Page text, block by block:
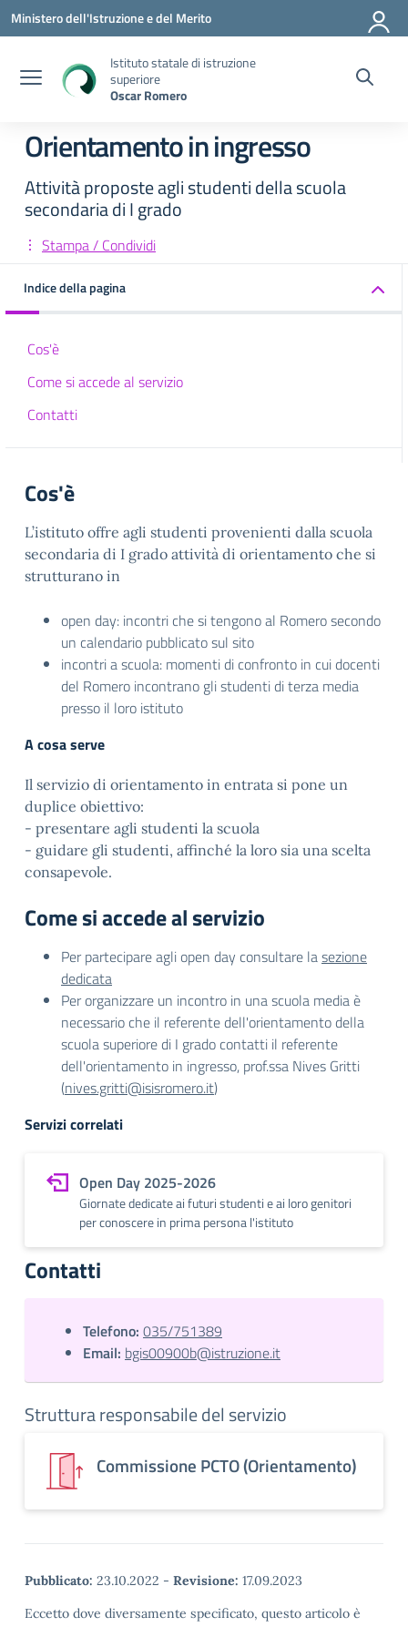
Vai ai contenuti
Vai al menu di navigazione
Vai al footer
Ministero dell'Istruzione e del Merito
Istituto statale di istruzione
superiore
Oscar Romero
Orientamento in ingresso
Attività proposte agli studenti della scuola
secondaria di I grado
Stampa / Condividi
Indice della pagina
Cos'è
Come si accede al servizio
Contatti
Cos'è
L’istituto offre agli studenti provenienti dalla scuola
secondaria di I grado attività di orientamento che si
strutturano in
open day: incontri che si tengono al Romero secondo
un calendario pubblicato sul sito
incontri a scuola: momenti di confronto in cui docenti
del Romero incontrano gli studenti di terza media
presso il loro istituto
A cosa serve
Il servizio di orientamento in entrata si pone un
duplice obiettivo:
- presentare agli studenti la scuola
- guidare gli studenti, affinché la loro sia una scelta
consapevole.
Come si accede al servizio
Per partecipare agli open day consultare lasezione
dedicata
Per organizzare un incontro in una scuola media è
necessario che il referente dell'orientamento della
scuola superiore di I grado contatti il referente
dell'orientamento in ingresso, prof.ssa Nives Gritti
(nives.gritti@isisromero.it)
Servizi correlati
Open Day 2025-2026
Giornate dedicate ai futuri studenti e ai loro genitori
per conoscere in prima persona l'istituto
Contatti
Telefono: 035/751389
Email: bgis00900b@istruzione.it
Struttura responsabile del servizio
Commissione PCTO (Orientamento)
Pubblicato: 23.10.2022 - Revisione: 17.09.2023
Eccetto dove diversamente specificato, questo articolo è